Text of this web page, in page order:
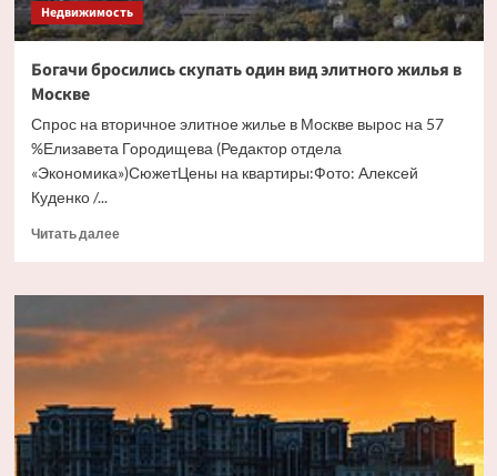
Недвижимость
Богачи бросились скупать один вид элитного жилья в
Москве
Спрос на вторичное элитное жилье в Москве вырос на 57
%Елизавета Городищева (Редактор отдела
«Экономика»)СюжетЦены на квартиры:Фото: Алексей
Куденко /...
Читать далееПрочитать
Богачи
бросились
скупать
элитного
жилья
в
Москве